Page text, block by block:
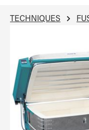
TECHNIQUES